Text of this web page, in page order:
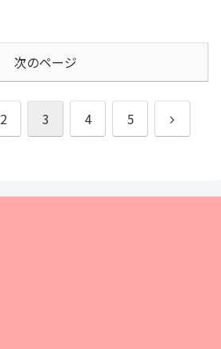
次のページ
2 3 4 5
次